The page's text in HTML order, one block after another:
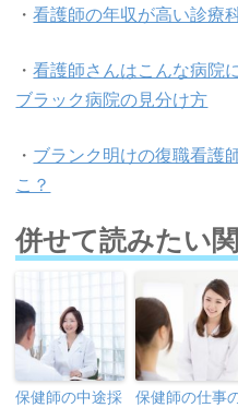
・看護師の年収が高い診療
・看護師さんはこんな病院
ブラック病院の見分け方
・ ブランク明けの復職看護
こ？
併せて読みたい
保健師の中途採
保健師の仕事